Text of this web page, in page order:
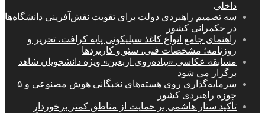
داخلی
سه تصمیم راهبردی دولت برای تقویت نقش‌آفرینی دانشگاه‌ها
در حکمرانی کشور
راهنمای جامع انواع کاغذ سیلیکونی پایه کرافت، تحریر و
روزنامه؛ مشخصات فنی، سئو و کاربردها
مسابقه عکاسی «پیاده‌روی اربعین» ویژه دانشجویان شاهد
برگزار می شود
سرمایه‌گذاری روی هسته‌های نخبگانی هوش مصنوعی و ۵
حوزه راهبردی کشور
تأکید ستار هاشمی بر حمایت از مناطق کمتر برخوردار